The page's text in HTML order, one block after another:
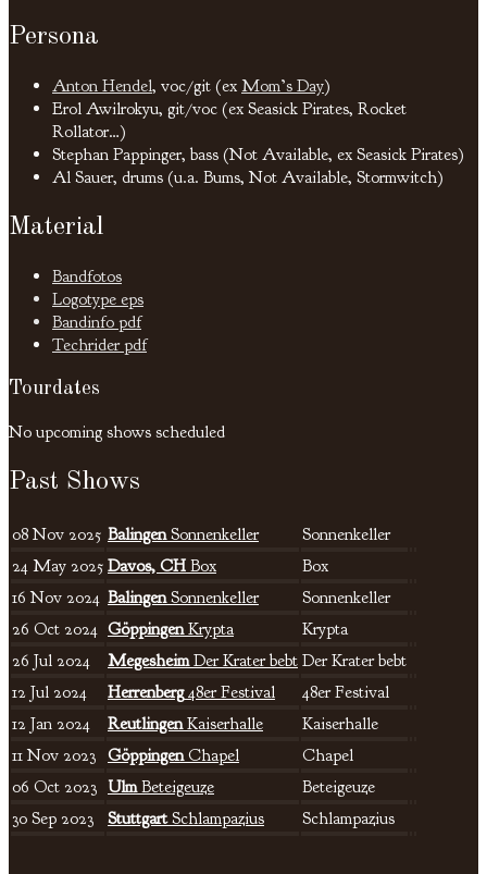
Persona
Anton Hendel, voc/git (ex Mom’s Day)
Erol Awilrokyu, git/voc (ex Seasick Pirates, Rocket
Rollator…)
Stephan Pappinger, bass (Not Available, ex Seasick Pirates)
Al Sauer, drums (u.a. Bums, Not Available, Stormwitch)
Material
Bandfotos
Logotype eps
Bandinfo pdf
Techrider pdf
Tourdates
No upcoming shows scheduled
Past Shows
08 Nov 2025 Balingen Sonnenkeller
Sonnenkeller
24 May 2025 Davos, CH Box
Box
16 Nov 2024 Balingen Sonnenkeller
Sonnenkeller
26 Oct 2024 Göppingen Krypta
Krypta
26 Jul 2024 Megesheim Der Krater bebt Der Krater bebt
12 Jul 2024 Herrenberg 48er Festival
48er Festival
12 Jan 2024 Reutlingen Kaiserhalle
Kaiserhalle
11 Nov 2023 Göppingen Chapel
Chapel
06 Oct 2023 Ulm Beteigeuze
Beteigeuze
30 Sep 2023 Stuttgart Schlampazius Schlampazius